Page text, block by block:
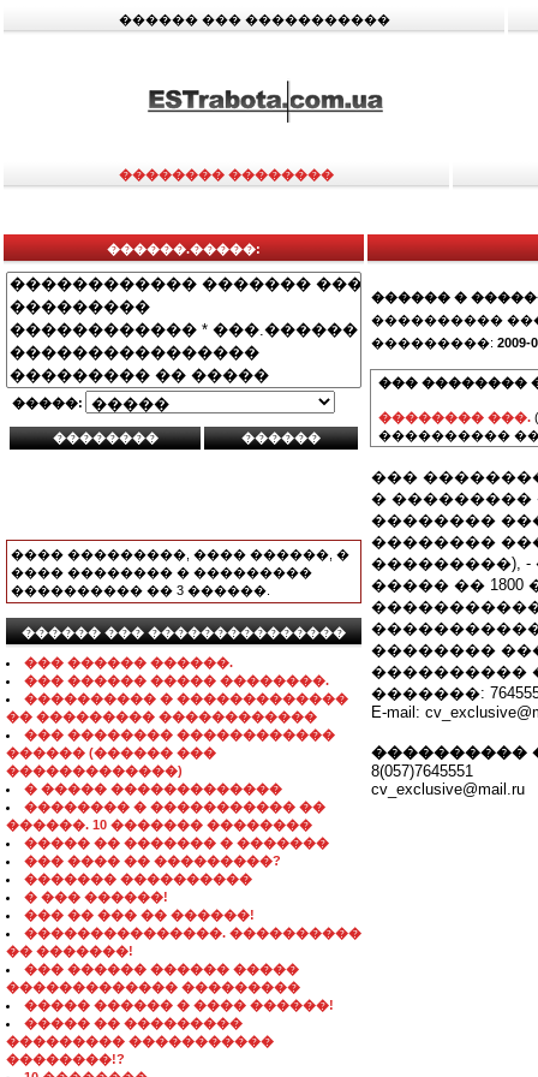
������ ��� �����������
�������� ��������
������.�����:
�����:
���� ���������, ���� ������, �
���� �������� � ���������
���������� �� 3 ������.
������ ��� ���������������
��� ������ ������.
��� ������ ����� ��������.
���������� � �������������
�� ��������� ������������
��� �������� ������������
������ (������ ���
�������������)
� ����� �������������
�������� � ����������� ��
������. 10 ������� ��������
����� �� ������� � �������
��� ���� �� ���������?
������� ����������
� ��� ������!
��� �� ��� �� ������!
���������������. ����������
�� �������!
��� ������ ������ �����
������������� ���������
����� ������ � ���� ������!
����� �� ���������
��������� �����������
��������!?
������ �
����������
���������: 2009-
��� ��������
�������� ���.
����������
���
� ���������
��������
��������
���������), -
����� ��
��������
����������
�������:
E-mail:
����������
8(057)7645551
cv_exclusive@mail.ru